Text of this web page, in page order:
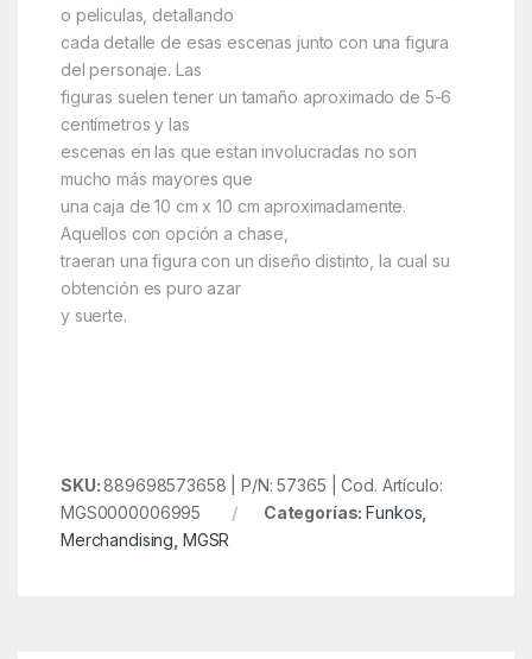
o peliculas, detallando
cada detalle de esas escenas junto con una figura
del personaje. Las
figuras suelen tener un tamaño aproximado de 5-6
centímetros y las
escenas en las que estan involucradas no son
mucho más mayores que
una caja de 10 cm x 10 cm aproximadamente.
Aquellos con opción a chase,
traeran una figura con un diseño distinto, la cual su
obtención es puro azar
y suerte.
SKU:889698573658 | P/N: 57365 | Cod. Artículo:
MGS0000006995
Categorías:Funkos
Merchandising MGSR